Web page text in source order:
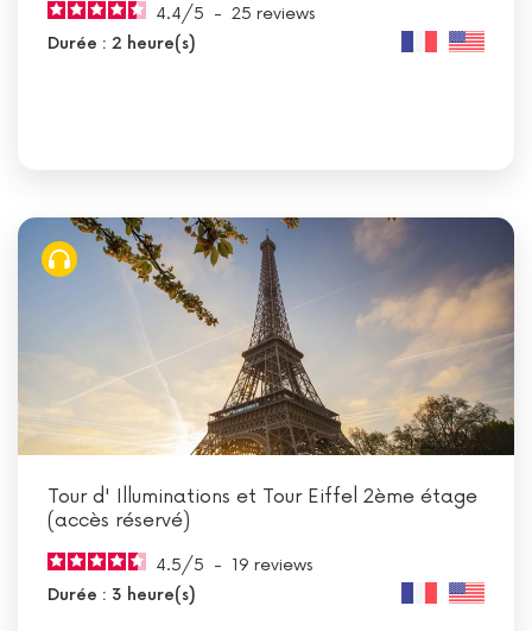
4.4/5 - 25 reviews
Durée : 2 heure(s)
Tour d' Illuminations et Tour Eiffel 2ème étage
(accès réservé)
4.5/5 - 19 reviews
Durée : 3 heure(s)